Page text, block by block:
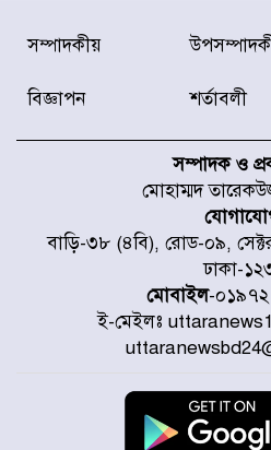
আন্তর্জাতিক
দায়িত্ব ও
সৌদি-তুরস্ক-
সাড়ে ৭
রুটে ট্রেন
দেশে ভারি
সম্পাদকীয়
বিজ্ঞাপন শর্তাবলী
সম্পাদক ও
মোহাম্মদ
বাড়ি-৩৮ (৪বি), রোড-০৯,
ঢাকা-
মোবাইল-
ই-মেইলঃ